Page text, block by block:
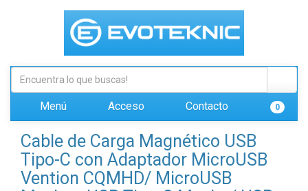
Menú Acceso Contacto 0
Cable de Carga Magnético USB
Tipo-C con Adaptador MicroUSB
Vention CQMHD/ MicroUSB